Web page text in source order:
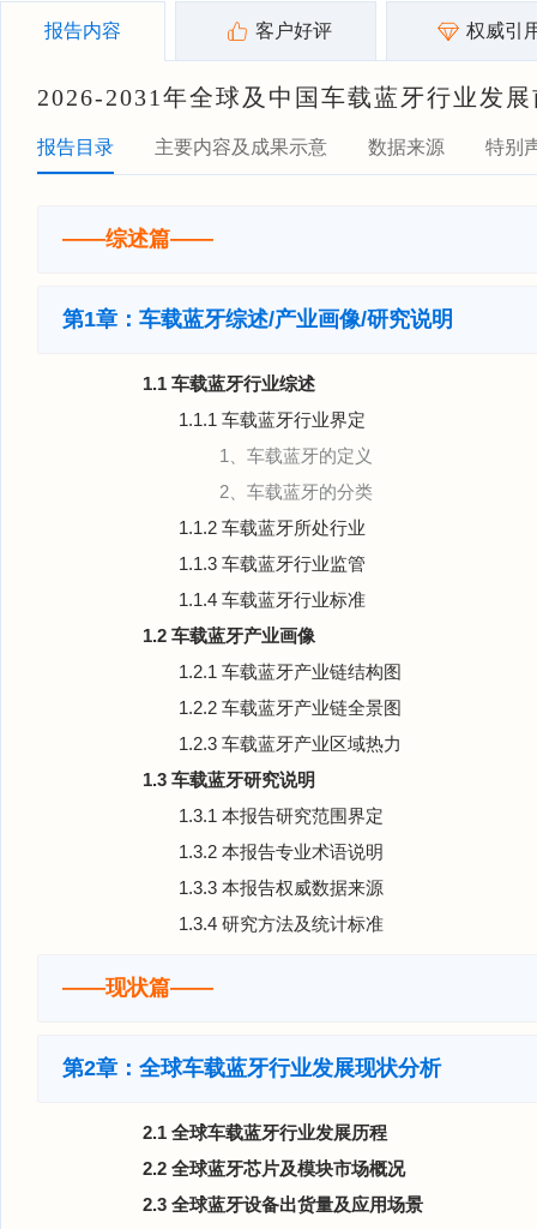
报告内容 客户好评 权威引
2026-2031年全球及中国车载蓝牙行业发
报告目录 主要内容及成果示意 数据来源 特别
——综述篇——
第1章：车载蓝牙综述/产业画像/研究说明
1.1 车载蓝牙行业综述
1.1.1 车载蓝牙行业界定
1、车载蓝牙的定义
2、车载蓝牙的分类
1.1.2 车载蓝牙所处行业
1.1.3 车载蓝牙行业监管
1.1.4 车载蓝牙行业标准
1.2 车载蓝牙产业画像
1.2.1 车载蓝牙产业链结构图
1.2.2 车载蓝牙产业链全景图
1.2.3 车载蓝牙产业区域热力
1.3 车载蓝牙研究说明
1.3.1 本报告研究范围界定
1.3.2 本报告专业术语说明
1.3.3 本报告权威数据来源
1.3.4 研究方法及统计标准
——现状篇——
第2章：全球车载蓝牙行业发展现状分析
2.1 全球车载蓝牙行业发展历程
2.2 全球蓝牙芯片及模块市场概况
2.3 全球蓝牙设备出货量及应用场景